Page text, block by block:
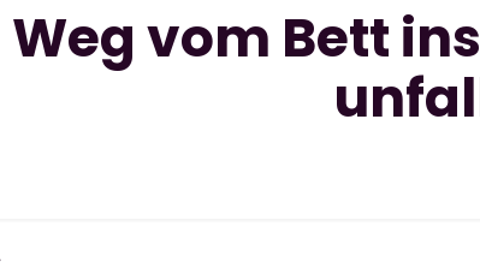
Weg vom Bett